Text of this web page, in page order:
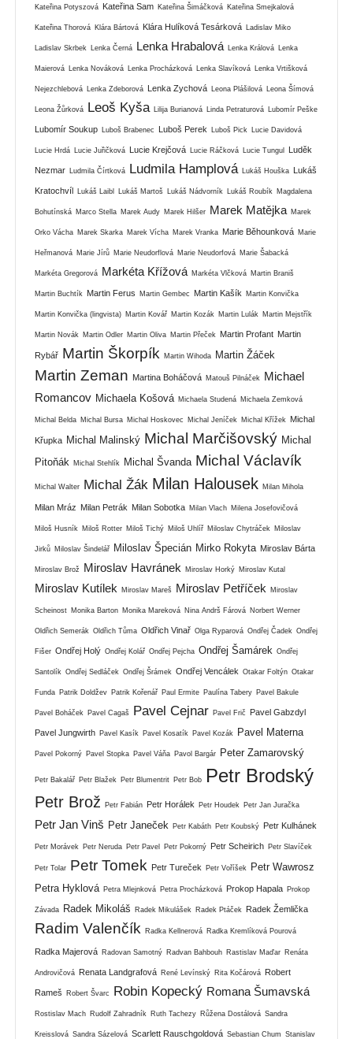
Kateřina Potyszová Kateřina Sam Kateřina Šimáčková Kateřina Smejkalová
Kateřina Thorová Klára Bártová Klára Hulíková Tesárková Ladislav Miko
Ladislav Skrbek Lenka Černá Lenka Hrabalová Lenka Králová Lenka
Maierová Lenka Nováková Lenka Procházková Lenka Slavíková Lenka Vrtišková
Nejezchlebová Lenka Zdeborová Lenka Zychová Leona Plášilová Leona Šímová
Leona Žůrková Leoš Kyša Lilija Burianová Linda Petraturová Lubomír Peške
Lubomír Soukup Luboš Brabenec Luboš Perek Luboš Pick Lucie Davidová
Lucie Hrdá Lucie Juřičková Lucie Krejčová Lucie Ráčková Lucie Tungul Luděk
Nezmar Ludmila Čírtková Ludmila Hamplová Lukáš Houška Lukáš
Kratochvíl Lukáš Laibl Lukáš Martoš Lukáš Nádvorník Lukáš Roubík Magdalena
Bohutínská Marco Stella Marek Audy Marek Hilšer Marek Matějka Marek
Orko Vácha Marek Skarka Marek Vícha Marek Vranka Marie Běhounková Marie
Heřmanová Marie Jírů Marie Neudorflová Marie Neudorfová Marie Šabacká
Markéta Gregorová Markéta Křížová Markéta Vlčková Martin Braniš
Martin Buchtík Martin Ferus Martin Gembec Martin Kašík Martin Konvička
Martin Konvička (lingvista) Martin Kovář Martin Kozák Martin Lulák Martin Mejstřík
Martin Novák Martin Odler Martin Oliva Martin Přeček Martin Profant Martin
Rybář Martin Škorpík Martin Wihoda Martin Žáček
Martin Zeman Martina Boháčová Matouš Pilnáček
Michael
Romancov Michaela Košová Michaela Studená Michaela Zemková
Michal Belda Michal Bursa Michal Hoskovec Michal Jeníček Michal Křížek Michal
Křupka Michal Malinský Michal Marčišovský Michal
Pitoňák
Michal Stehlík Michal Švanda Michal Václavík
Michal Walter Michal Žák Milan Halousek Milan Mihola
Milan Mráz Milan Petrák Milan Sobotka Milan Vlach Milena Josefovičová
Miloš Husník Miloš Rotter Miloš Tichý Miloš Uhlíř Miloslav Chytráček Miloslav
Jirků Miloslav Šindelář Miloslav Špecián Mirko Rokyta Miroslav Bárta
Miroslav Brož Miroslav Havránek Miroslav Horký Miroslav Kutal
Miroslav Kutílek Miroslav Mareš Miroslav Petříček Miroslav
Scheinost Monika Barton Monika Mareková Nina Andrš Fárová Norbert Werner
Oldřich Semerák Oldřich Tůma Oldřich Vinař Olga Ryparová Ondřej Čadek Ondřej
Fišer Ondřej Holý Ondřej Kolář Ondřej Pejcha Ondřej Šamárek Ondřej
Santolík Ondřej Sedláček Ondřej Šrámek Ondřej Vencálek Otakar Foltýn Otakar
Funda Patrik Doldžev Patrik Kořenář Paul Ermite Paulína Tabery Pavel Bakule
Pavel Boháček Pavel Cagaš Pavel Cejnar Pavel Frič Pavel Gabzdyl
Pavel Jungwirth Pavel Kasík Pavel Kosatík Pavel Kozák Pavel Materna
Pavel Pokorný Pavel Stopka Pavel Váňa Pavol Bargár Peter Zamarovský
Petr Bakalář Petr Blažek Petr Blumentrit Petr Bob Petr Brodský
Petr Brož Petr Fabián Petr Horálek Petr Houdek Petr Jan Juračka
Petr Jan Vinš Petr Janeček Petr Kabáth Petr Koubský Petr Kulhánek
Petr Morávek Petr Neruda Petr Pavel Petr Pokorný Petr Scheirich Petr Slavíček
Petr Tolar Petr Tomek Petr Tureček Petr Voříšek
Petr Wawrosz
Petra Hyklová Petra Mlejnková Petra Procházková Prokop Hapala Prokop
Závada Radek Mikoláš Radek Mikulášek Radek Ptáček Radek Žemlička
Radim Valenčík Radka Kellnerová Radka Kremlíková Pourová
Radka Majerová Radovan Samotný Radvan Bahbouh Rastislav Maďar Renáta
Androvičová Renata Landgrafová René Levínský Rita Kočárová Robert
Rameš Robert Švarc Robin Kopecký Romana Šumavská
Rostislav Mach Rudolf Zahradník Ruth Tachezy Růžena Dostálová Sandra
Kreisslová Sandra Sázelová Scarlett Rauschgoldová Sebastian Chum Stanislav